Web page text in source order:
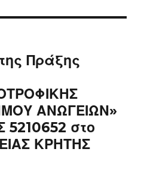
Πράξης
ΑΝΩΓΕΙΩΝ»
5210652 στο
ΚΡΗΤΗΣ